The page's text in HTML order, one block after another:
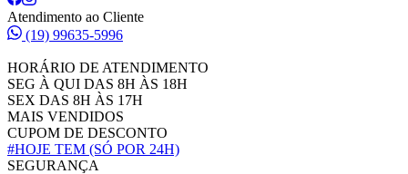
Atendimento ao Cliente
(19) 99635-5996
HORÁRIO DE ATENDIMENTO
SEG À QUI DAS 8H ÀS 18H
SEX DAS 8H ÀS 17H
MAIS VENDIDOS
CUPOM DE DESCONTO
#HOJE TEM (SÓ POR 24H)
SEGURANÇA